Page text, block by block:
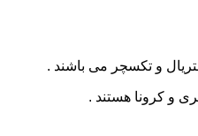
و تکسچر می باشند .
و کرونا هستند .